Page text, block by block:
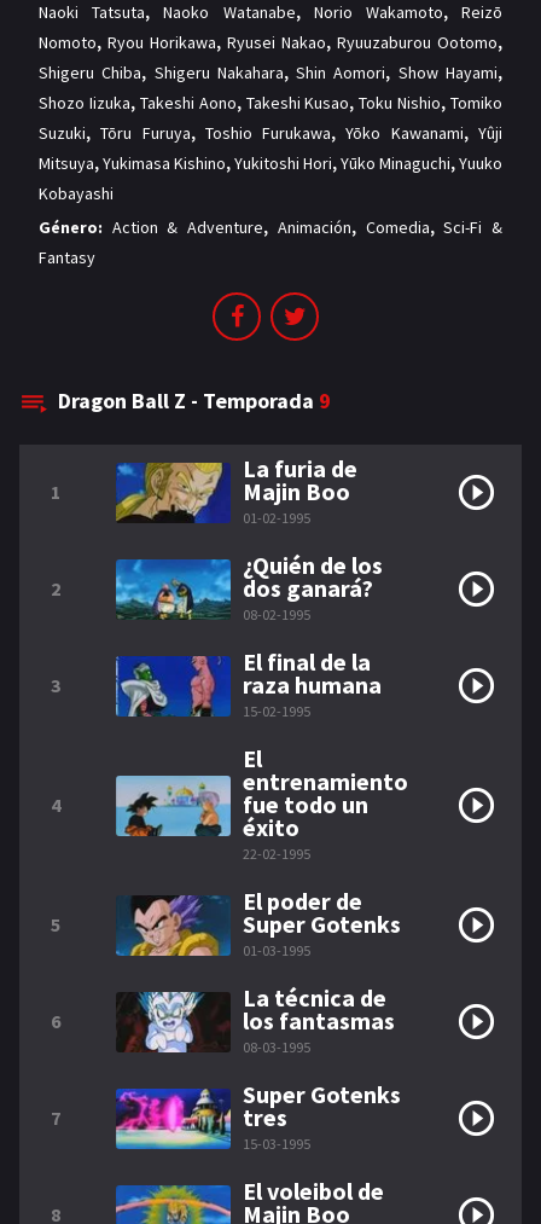
Naoki Tatsuta,Naoko Watanabe, Norio Wakamoto,Reizō
Nomoto, Ryou Horikawa, Ryusei Nakao, Ryuuzaburou Ootomo,
Shigeru Chiba, Shigeru Nakahara,Shin Aomori, Show Hayami,
Shozo Iizuka, Takeshi Aono, Takeshi Kusao,Toku Nishio, Tomiko
Suzuki,Tōru Furuya, Toshio Furukawa,Yōko Kawanami,Yûji
Mitsuya,Yukimasa Kishino,Yukitoshi Hori,Yūko Minaguchi,Yuuko
Kobayashi
Género: Action & Adventure, Animación, Comedia,Sci-Fi &
Fantasy
Dragon Ball Z - Temporada 9
1
La furia de
Majin Boo
01-02-1995
2
¿Quién de los
dos ganará?
08-02-1995
3
El final de la
raza humana
15-02-1995
4
El
entrenamiento
fue todo un
éxito
22-02-1995
5
El poder de
Super Gotenks
01-03-1995
6
La técnica de
los fantasmas
08-03-1995
7
Super Gotenks
tres
15-03-1995
8
El voleibol de
Majin Boo